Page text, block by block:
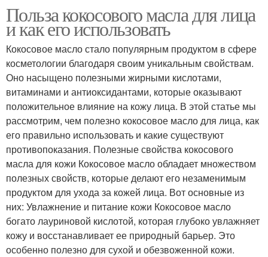
Польза кокосового масла для лица
и как его использовать
Кокосовое масло стало популярным продуктом в сфере
косметологии благодаря своим уникальным свойствам.
Оно насыщено полезными жирными кислотами,
витаминами и антиоксидантами, которые оказывают
положительное влияние на кожу лица. В этой статье мы
рассмотрим, чем полезно кокосовое масло для лица, как
его правильно использовать и какие существуют
противопоказания. Полезные свойства кокосового
масла для кожи Кокосовое масло обладает множеством
полезных свойств, которые делают его незаменимым
продуктом для ухода за кожей лица. Вот основные из
них: Увлажнение и питание кожи Кокосовое масло
богато лауриновой кислотой, которая глубоко увлажняет
кожу и восстанавливает ее природный барьер. Это
особенно полезно для сухой и обезвоженной кожи.